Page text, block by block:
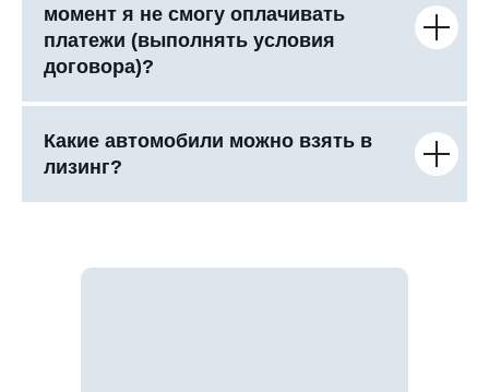
момент я не смогу оплачивать
платежи (выполнять условия
договора)?
Какие автомобили можно взять в
лизинг?